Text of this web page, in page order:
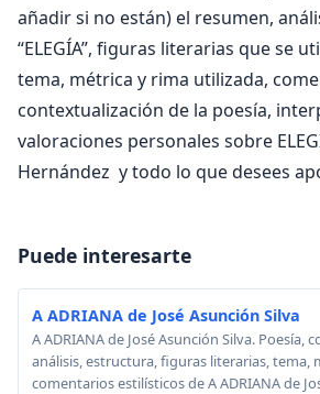
añadir si no están) el resumen,
“ELEGÍA”, figuras literarias que se
tema, métrica y rima utilizada,
contextualización de la poesía,
valoraciones personales sobre
Hernández y todo lo que desees
Puede interesarte
A ADRIANA de José Asunción Silva
A ADRIANA de José Asunción Silva. Poesía,
análisis, estructura, figuras literarias, tema,
comentarios estilísticos de A ADRIANA de